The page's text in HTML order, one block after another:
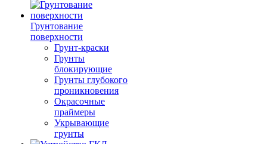
Грунтование
поверхности
Грунт-краски
Грунты
блокирующие
Грунты глубокого
проникновения
Окрасочные
праймеры
Укрывающие
грунты